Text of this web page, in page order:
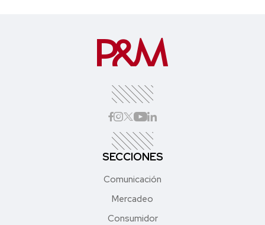
SECCIONES
Comunicación
Mercadeo
Consumidor